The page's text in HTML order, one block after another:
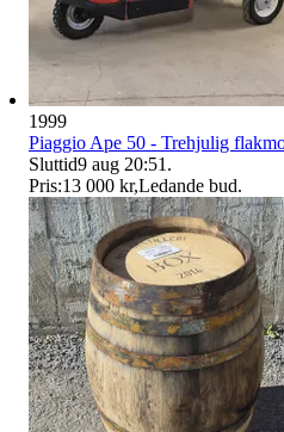
1999
Piaggio Ape 50 - Trehjulig
Sluttid9 aug 20:51 .
Pris:13 000 kr,Ledande bud.